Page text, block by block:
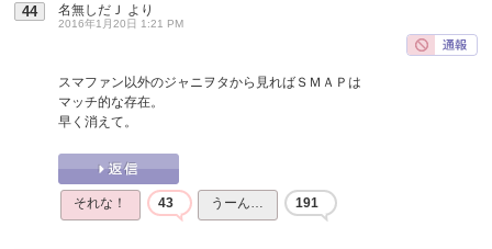
44 名無しだＪ より
2016年1月20日 1:21 PM
スマファン以外のジャニヲタから見ればＳＭＡＰは
マッチ的な存在。
早く消えて。
それな！ 43 うーん… 191